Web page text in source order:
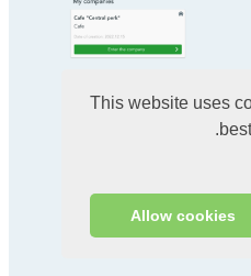
This website uses
Allow cookies